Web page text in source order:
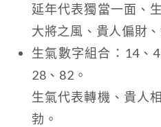
延年代表獨當一面、
大將之風、貴人偏財、
生氣數字組合：14、
28、82。
生氣代表轉機、貴人
勃。